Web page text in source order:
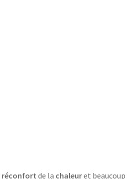
réconfort de la chaleuret beaucoup